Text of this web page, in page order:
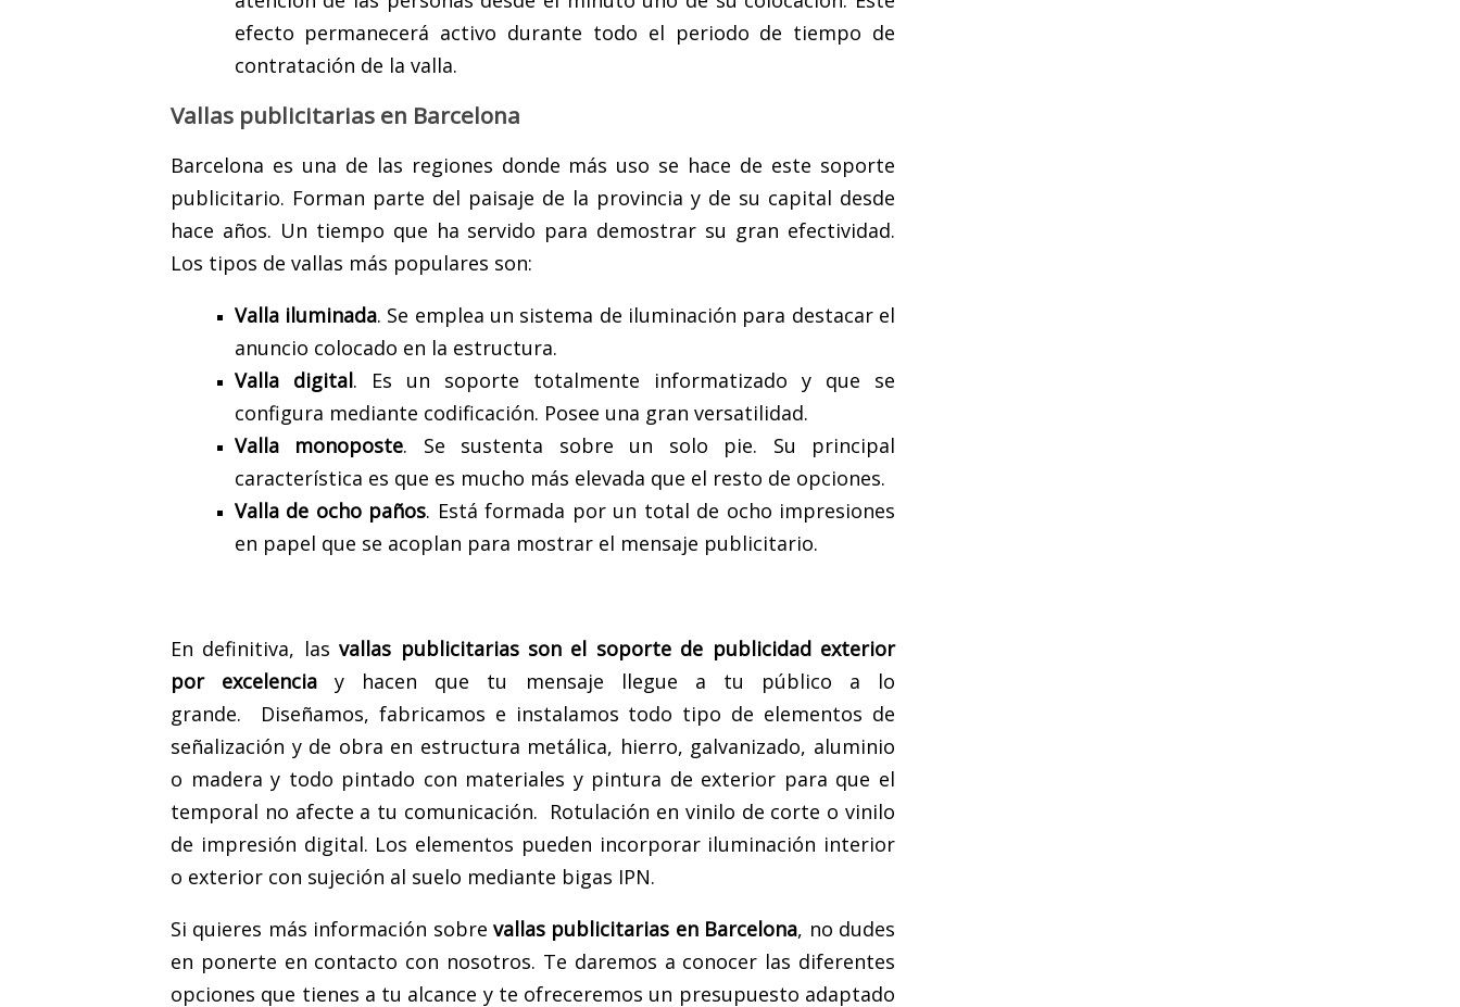
efecto permanecerá activo durante todo el periodo de tiempo de
contratación de la valla.
Vallas publicitarias en Barcelona
Barcelona es una de las regiones donde más uso se hace de este soporte
publicitario. Forman parte del paisaje de la provincia y de su capital desde
hace años. Un tiempo que ha servido para demostrar su gran efectividad.
Los tipos de vallas más populares son:
Valla iluminada. Se emplea un sistema de iluminación para destacar el
anuncio colocado en la estructura.
Valla digital. Es un soporte totalmente informatizado y que se
configura mediante codificación. Posee una gran versatilidad.
Valla monoposte. Se sustenta sobre un solo pie. Su principal
característica es que es mucho más elevada que el resto de opciones.
Valla de ocho paños. Está formada por un total de ocho impresiones
en papel que se acoplan para mostrar el mensaje publicitario.
En definitiva, las vallas publicitarias son el soporte de publicidad exterior
por excelencia y hacen que tu mensaje llegue a tu público a lo
grande. Diseñamos, fabricamos e instalamos todo tipo de elementos de
señalización y de obra en estructura metálica, hierro, galvanizado, aluminio
o madera y todo pintado con materiales y pintura de exterior para que el
temporal no afecte a tu comunicación. Rotulación en vinilo de corte o vinilo
de impresión digital. Los elementos pueden incorporar iluminación interior
o exterior con sujeción al suelo mediante bigas IPN.
Si quieres más información sobre vallas publicitarias en Barcelona, no dudes
en ponerte en contacto con nosotros. Te daremos a conocer las diferentes
opciones que tienes a tu alcance y te ofreceremos un presupuesto adaptado